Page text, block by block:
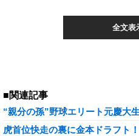
全文表
■関連記事
“親分の孫”野球エリート元慶大
虎首位快走の裏に金本ドラフト